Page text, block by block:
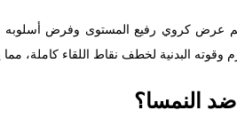
كروي رفيع المستوى وفرض أسلوبه
البدنية لخطف نقاط اللقاء كاملة، مما
ضد النمسا؟